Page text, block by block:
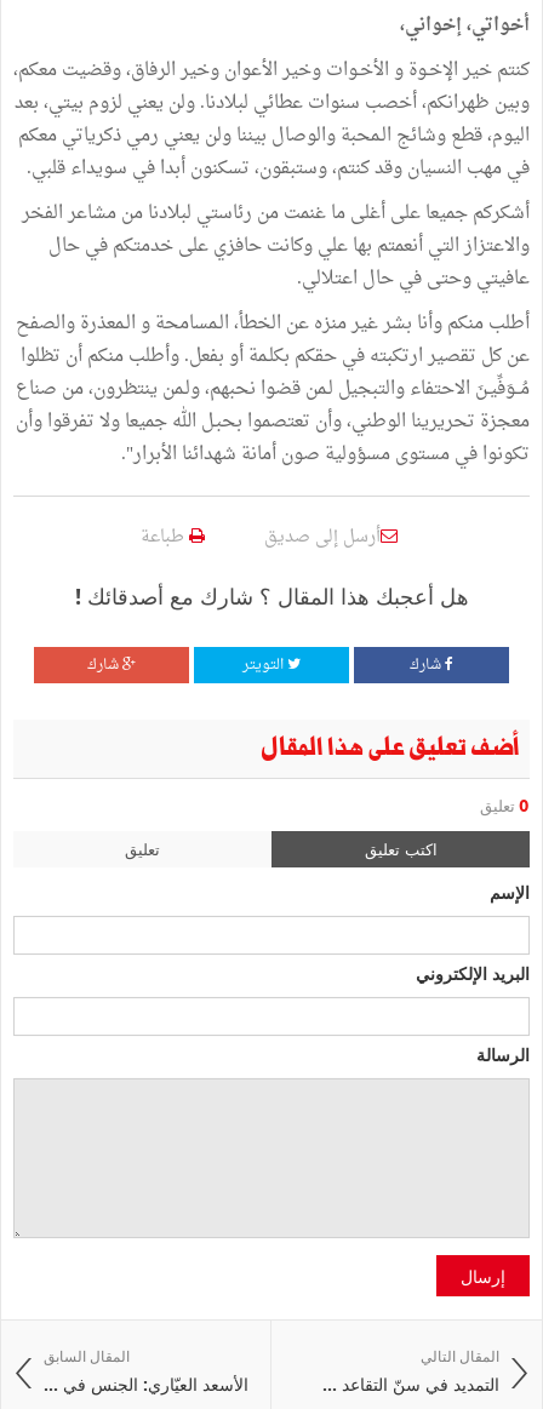
أخواتي، إخواني،
كنتم خير الإخـوة و الأخـوات وخير الأعوان وخير الرفاق، وقضيت معكم،
وبين ظهرانكم، أخصب سنوات عطائي لبلادنا. ولن يعني لزوم بيتي، بعد
اليوم، قطع وشائج الـمحبة والوصال بيننا ولن يعني رمي ذكرياتي معكم
في مهب النسيان وقد كنتم، وستبقون، تسكنون أبدا في سويداء قلبي.
أشكركم جميعا على أغلى ما غنمت من رئاستي لبلادنا من مشاعر الفخر
والاعتزاز التي أنعمتم بها علي وكانت حافزي على خدمتكم في حال
عافيتي وحتى في حال اعتلالي.
أطلب منكم وأنا بشر غير منزه عن الخطأ، الـمسامحة و الـمعذرة والصفح
عن كل تقصير ارتكبته في حقكم بكلـمة أو بفعل. وأطلب منكم أن تظلوا
مُــوَفِّيـنَ الاحتفاء والتبجيل لـمن قضوا نحبهم، ولـمن ينتظرون، من صناع
معجزة تحريرينا الوطني، وأن تعتصموا بحبـل الله جميعا ولا تفرقوا وأن
تكونوا في مستوى مسؤولية صون أمانة شهدائنا الأبرار".
أرسل إلى صديق طباعة
هل أعجبك هذا المقال ؟ شارك مع أصدقائك !
شارك التويتر شارك
أضف تعليق على هذا المقال
0 تعليق
اكتب تعليق تعليق
الإسم
البريد الإلكتروني
الرسالة
إرسال
المقال السابق
الأسعد العيّاري: الجنس في ...
المقال التالي
التمديد في سنّ التقاعد ...